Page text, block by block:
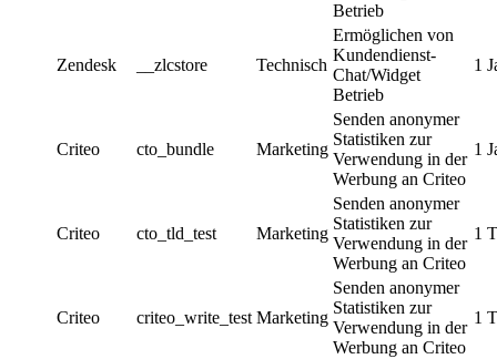
Betrieb
Zendesk __zlcstore Technisch
Ermöglichen von
Kundendienst-
Chat/Widget
Betrieb
1
Criteo cto_bundle Marketing
Senden anonymer
Statistiken zur
Verwendung in der
Werbung an Criteo
1
Criteo cto_tld_test Marketing
Senden anonymer
Statistiken zur
Verwendung in der
Werbung an Criteo
1
Criteo criteo_write_test Marketing
Senden anonymer
Statistiken zur
Verwendung in der
Werbung an Criteo
1